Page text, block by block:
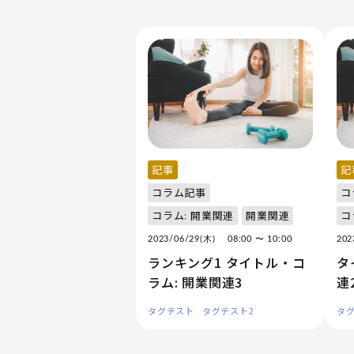
記事
コラム記事
コラム: 開業関連
開業関連
2023/06/29(木) 08:00 〜 10:00
ランキング1 タイトル・コ
ラム: 開業関連3
タグテスト タグテスト2
記
タ
連
タ